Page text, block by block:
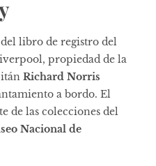
libro de registro del
propiedad de la
Richard Norris
a bordo. El
de las colecciones del
Nacional de